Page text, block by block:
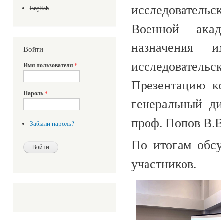
English
Войти
Имя пользователя *
Пароль*
Забыли пароль?
Военной
назначения
Презентацию
проф. Попов
По итогам
участников.